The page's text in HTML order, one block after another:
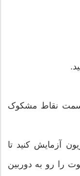
سمت نقاط مشکوک
آزمایش کنید تا
را رو به دوربین